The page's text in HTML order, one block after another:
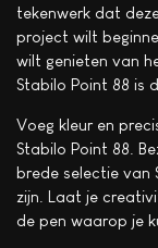
tekenwerk dat
project wilt
wilt genieten van
Stabilo Point 88 is
Voeg kleur en
Stabilo Point 88.
brede selectie van
zijn. Laat je
de pen waarop je